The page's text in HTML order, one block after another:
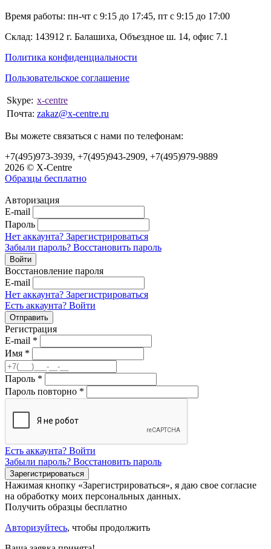
Время работы: пн-чт с 9:15 до 17:45, пт с 9:15 до 17:00
Склад: 143912 г. Балашиха, Объездное ш. 14, офис 7.1
Политика конфиденциальности
Пользовательское соглашение
Skype: x-centre
Почта: zakaz@x-centre.ru
Вы можете связаться с нами по телефонам:
+7(495)973-3939, +7(495)943-2909, +7(495)979-9889
2026 © X-Centre
Образцы бесплатно
Авторизация
E-mail
Пароль
Нет аккаунта? Зарегистрироваться
Забыли пароль? Восстановить пароль
Восстановление пароля
E-mail
Нет аккаунта? Зарегистрироваться
Есть аккаунта? Войти
Регистрация
E-mail *
Имя *
Пароль *
Пароль повторно *
Есть аккаунта? Войти
Забыли пароль? Восстановить пароль
Нажимая кнопку «Зарегистрироваться», я даю свое согласие
на обработку моих персональных данных.
Получить образцы бесплатно
Авторизуйтесь, чтобы продолжить